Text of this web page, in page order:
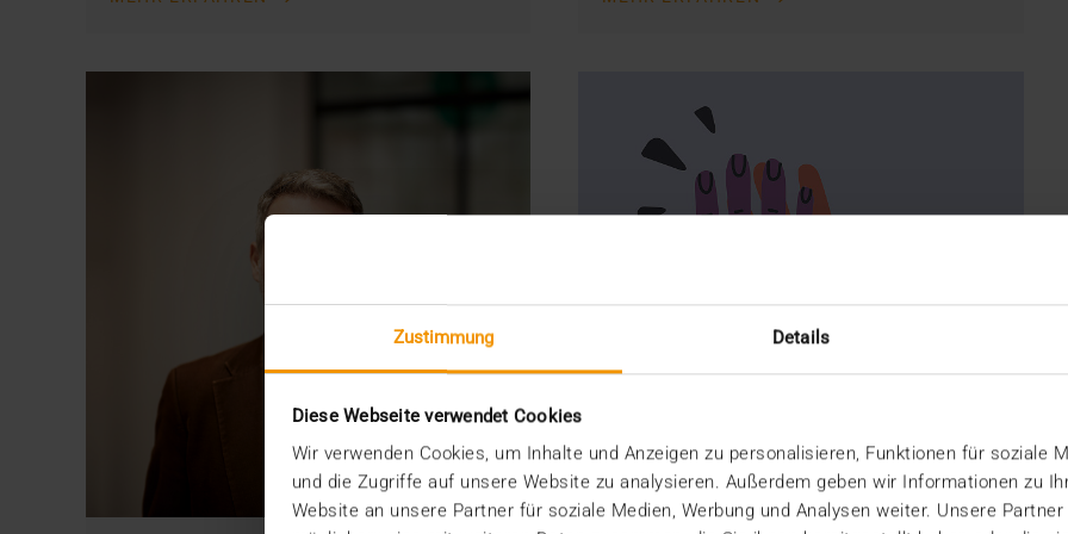
Zustimmung Details
Diese Webseite verwendet Cookies
Wir verwenden Cookies, um Inhalte und Anzeigen zu personalisieren, Funktionen für soziale
und die Zugriffe auf unsere Website zu analysieren. Außerdem geben wir Informationen zu
Website an unsere Partner für soziale Medien, Werbung und Analysen weiter. Unsere